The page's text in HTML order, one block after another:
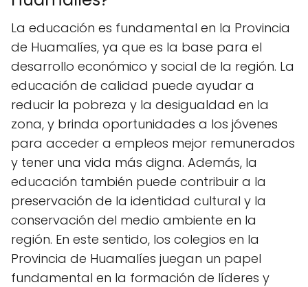
La educación es fundamental en la Provincia
de Huamalíes, ya que es la base para el
desarrollo económico y social de la región. La
educación de calidad puede ayudar a
reducir la pobreza y la desigualdad en la
zona, y brinda oportunidades a los jóvenes
para acceder a empleos mejor remunerados
y tener una vida más digna. Además, la
educación también puede contribuir a la
preservación de la identidad cultural y la
conservación del medio ambiente en la
región. En este sentido, los colegios en la
Provincia de Huamalíes juegan un papel
fundamental en la formación de líderes y